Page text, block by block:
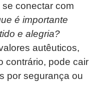
se conectar com
é importante
e alegria?
autêuticos,
contrário, pode cair
por segurança ou